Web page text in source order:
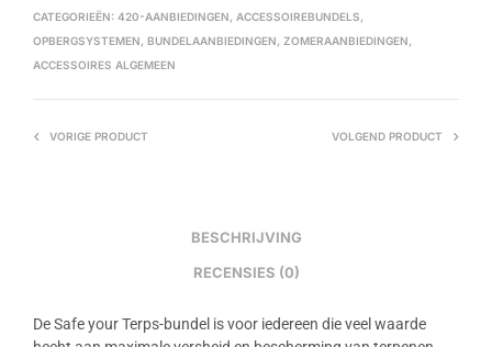
CATEGORIEËN: 420-AANBIEDINGEN, ACCESSOIREBUNDELS,
OPBERGSYSTEMEN, BUNDELAANBIEDINGEN, ZOMERAANBIEDINGEN,
ACCESSOIRES ALGEMEEN
VORIGE PRODUCT VOLGEND PRODUCT
BESCHRIJVING
RECENSIES (0)
De Safe your Terps-bundel is voor iedereen die veel waarde